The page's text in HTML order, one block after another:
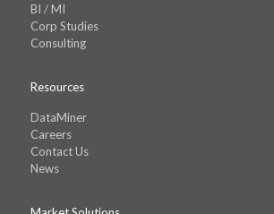
BI / MI
Corp Studies
Consulting
Resources
DataMiner
Careers
Contact Us
News